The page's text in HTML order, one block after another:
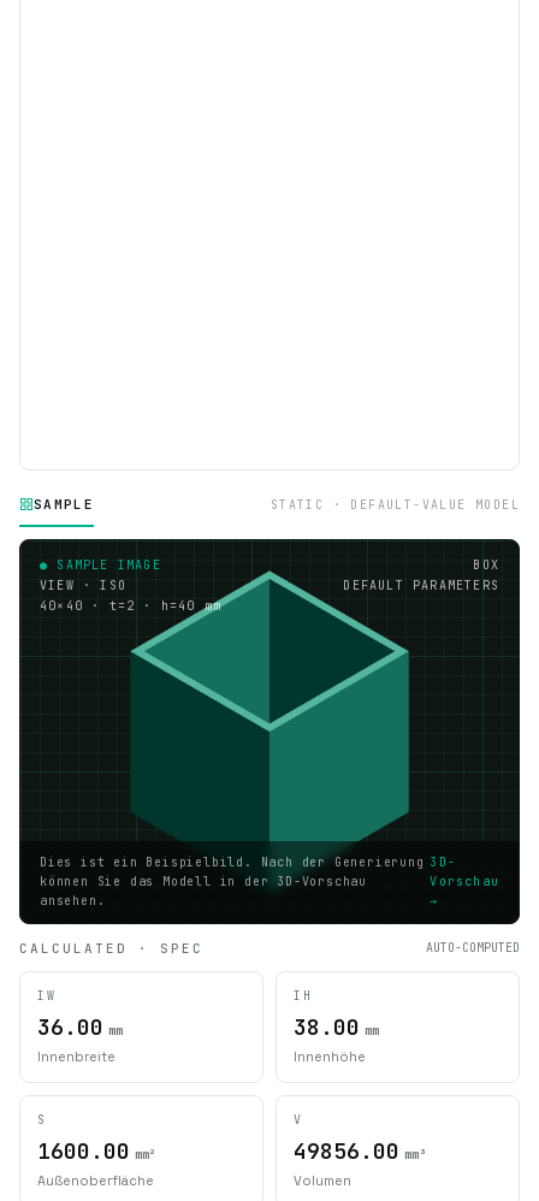
SAMPLE STATIC · DEFAULT-VALUE MODEL
● SAMPLE IMAGE
VIEW · ISO
40×40 · t=2 · h=40 mm
BOX
DEFAULT PARAMETERS
Dies ist ein Beispielbild. Nach der Generierung
können Sie das Modell in der 3D-Vorschau
ansehen.
3D-
Vorschau
→
CALCULATED · SPEC AUTO-COMPUTED
IW
36.00 mm
Innenbreite
IH
38.00 mm
Innenhöhe
S
1600.00 mm²
Außenoberfläche
V
49856.00 mm³
Volumen